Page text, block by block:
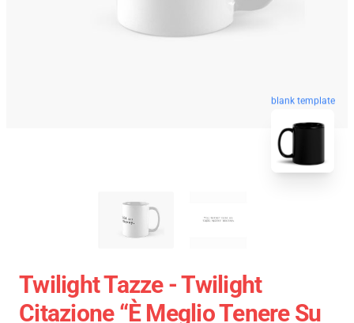
blank template
Twilight Tazze - Twilight
Citazione “è Meglio Tenere Su